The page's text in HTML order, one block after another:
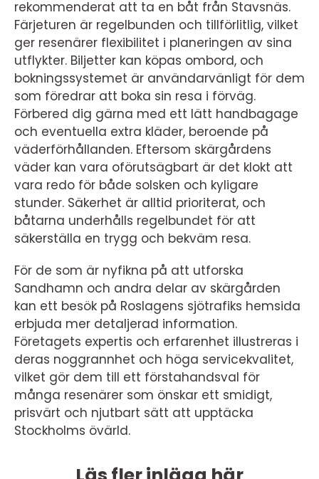
rekommenderat att ta en båt från Stavsnäs.
Färjeturen är regelbunden och tillförlitlig, vilket
ger resenärer flexibilitet i planeringen av sina
utflykter. Biljetter kan köpas ombord, och
bokningssystemet är användarvänligt för dem
som föredrar att boka sin resa i förväg.
Förbered dig gärna med ett lätt handbagage
och eventuella extra kläder, beroende på
väderförhållanden. Eftersom skärgårdens
väder kan vara oförutsägbart är det klokt att
vara redo för både solsken och kyligare
stunder. Säkerhet är alltid prioriterat, och
båtarna underhålls regelbundet för att
säkerställa en trygg och bekväm resa.
För de som är nyfikna på att utforska
Sandhamn och andra delar av skärgården
kan ett besök på Roslagens sjötrafiks hemsida
erbjuda mer detaljerad information.
Företagets expertis och erfarenhet illustreras i
deras noggrannhet och höga servicekvalitet,
vilket gör dem till ett förstahandsval för
många resenärer som önskar ett smidigt,
prisvärt och njutbart sätt att upptäcka
Stockholms övärld.